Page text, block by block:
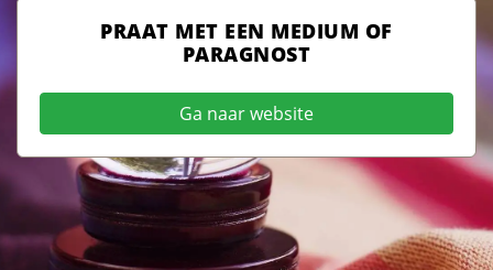
PRAAT MET EEN MEDIUM OF
PARAGNOST
Ga naar website